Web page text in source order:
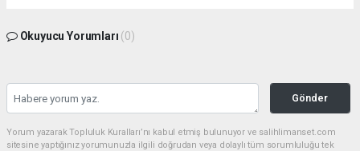
Okuyucu Yorumları (0)
Gönder
Yorum yazarak Topluluk Kuralları’nı kabul etmiş bulunuyor ve salihlimanset.com
sitesine yaptığınız yorumunuzla ilgili doğrudan veya dolaylı tüm sorumluluğu tek